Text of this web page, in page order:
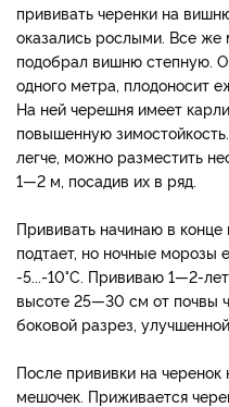
прививать черенки на
оказались рослыми. Все
подобрал вишню степную.
одного метра, плодоносит
На ней черешня имеет
повышенную
легче, можно разместить
1—2 м, посадив их в ряд.
Прививать начинаю в конце
подтает, но ночные морозы
-5...-10°С. Прививаю 1—2-
высоте 25—30 см от почвы
боковой разрез,
После прививки на
мешочек. Приживается